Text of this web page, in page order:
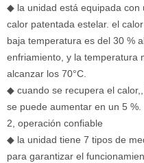
◆ la unidad está equipada
calor patentada estelar. el
baja temperatura es del 30 %
enfriamiento, y la temperatura
alcanzar los 70°C.
◆ cuando se recupera el
se puede aumentar en un 5 %.
2, operación confiable
◆ la unidad tiene 7 tipos de
para garantizar el